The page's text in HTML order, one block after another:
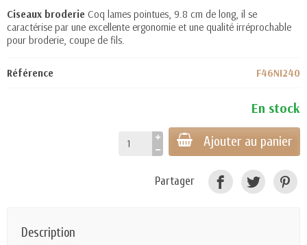
Ciseaux broderie Coq lames pointues, 9.8 cm de long, il se
caractérise par une excellente ergonomie et une qualité irréprochable
pour broderie, coupe de fils.
Référence F46NI240
En stock
Ajouter au panier
Partager
Description